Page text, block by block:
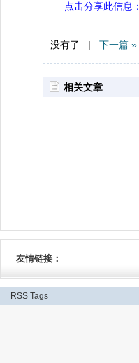
点击分享此信息：
没有了 | 下一篇 »
相关文章
友情链接：
RSS Tags